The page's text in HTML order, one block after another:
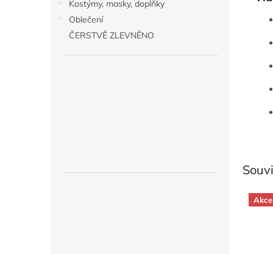
Kostýmy, masky, doplňky
Oblečení
ČERSTVĚ ZLEVNĚNO
Akce